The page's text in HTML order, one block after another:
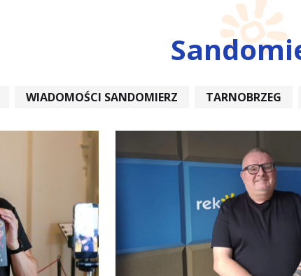
WIADOMOŚCI SANDOMIERZ TARNOBRZEG